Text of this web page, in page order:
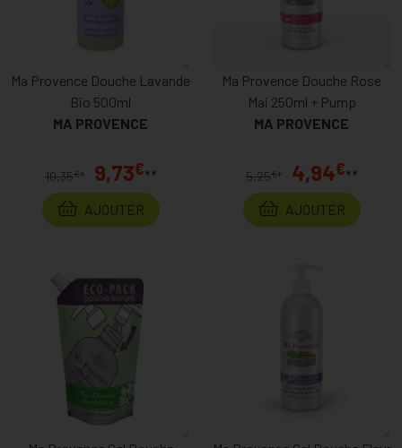
Ma Provence Douche Lavande
Bio 500ml
MA PROVENCE
10,35€ * 9,73€**
AJOUTER
Ma Provence Douche Rose
Mai 250ml + Pump
MA PROVENCE
5,25€ * 4,94€**
AJOUTER